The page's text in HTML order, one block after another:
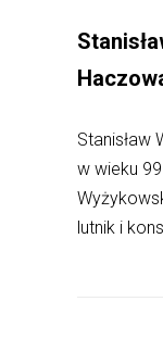
Stanisław
w wieku
lutnik i